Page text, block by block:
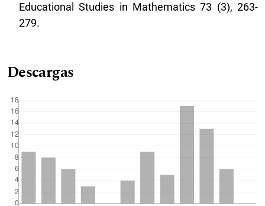
Educational Studies in Mathematics 73 (3), 263-
279.
Descargas